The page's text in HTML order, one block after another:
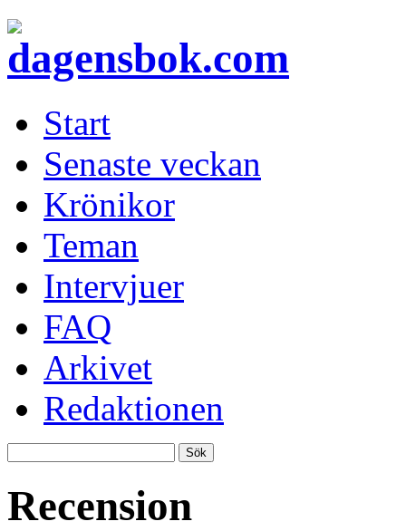
Start
Senaste veckan
Krönikor
Teman
Intervjuer
FAQ
Arkivet
Redaktionen
Recension